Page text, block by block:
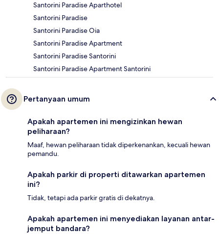
Santorini Paradise Aparthotel
Santorini Paradise
Santorini Paradise Oia
Santorini Paradise Apartment
Santorini Paradise Santorini
Santorini Paradise Apartment Santorini
Pertanyaan umum
Apakah apartemen ini mengizinkan hewan
peliharaan?
Maaf, hewan peliharaan tidak diperkenankan, kecuali hewan
pemandu.
Apakah parkir di properti ditawarkan apartemen
ini?
Tidak, tetapi ada parkir gratis di dekatnya.
Apakah apartemen ini menyediakan layanan antar-
jemput bandara?